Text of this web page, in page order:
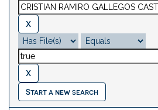
Start a new search